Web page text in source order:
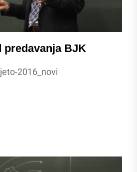
predavanja BJK
2016_novi